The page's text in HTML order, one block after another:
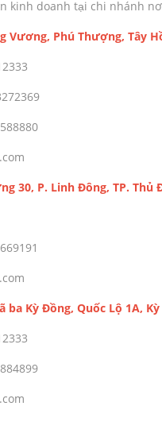
kinh doanh tại chi nhánh
Vương, Phú Thượng, Tây
30, P. Linh Đông, TP. Thủ
ba Kỳ Đồng, Quốc Lộ 1A,